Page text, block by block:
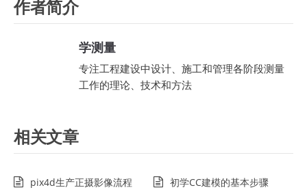
作者简介
学测量
专注工程建设中设计、施工和管理各阶段测量
工作的理论、技术和方法
相关文章
pix4d生产正摄影像流程
初学CC建模的基本步骤